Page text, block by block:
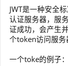
JWT是一种安全
认证服务器，服
证成功，会产生
个token访问服务
一个toke的例子：